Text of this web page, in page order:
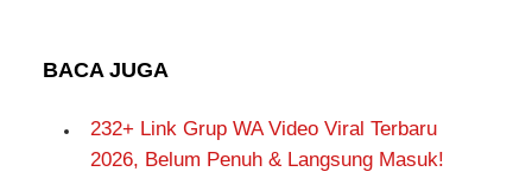
BACA JUGA
232+ Link Grup WA Video Viral Terbaru
2026, Belum Penuh & Langsung Masuk!